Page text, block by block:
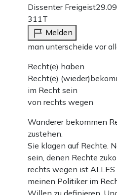
Dissenter Freigeist
311T
Melden
man unterscheide vor
Recht(e) haben
Recht(e)
im Recht sein
von rechts wegen
Wanderer bekommen
zustehen.
Sie klagen auf Rechte.
sein, denen Rechte
rechts wegen ist
meinen Politiker im